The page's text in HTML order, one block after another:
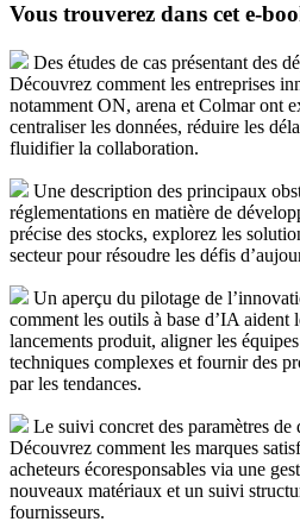
Vous trouverez dans cet e-
Des études de cas présentant des
Découvrez comment les entreprises
notamment ON, arena et Colmar ont
centraliser les données, réduire les
fluidifier la collaboration.
Une description des principaux
réglementations en matière de
précise des stocks, explorez les
secteur pour résoudre les défis
Un aperçu du pilotage de
comment les outils à base d’IA aident
lancements produit, aligner les
techniques complexes et fournir des
par les tendances.
Le suivi concret des paramètres de
Découvrez comment les marques
acheteurs écoresponsables via une
nouveaux matériaux et un suivi
fournisseurs.